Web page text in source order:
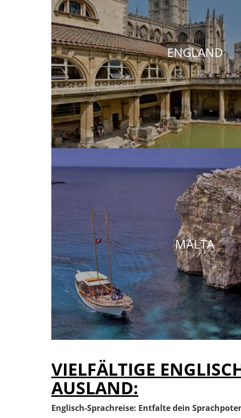
ENGLAND
MALTA
VIELFÄLTIGE
AUSLAND:
Englisch-Sprachreise: Entfalte dein